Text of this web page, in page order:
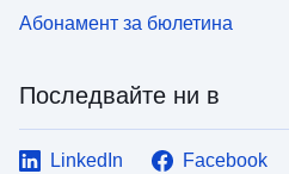
Абонамент за бюлетина
Последвайте ни в
LinkedIn Facebook